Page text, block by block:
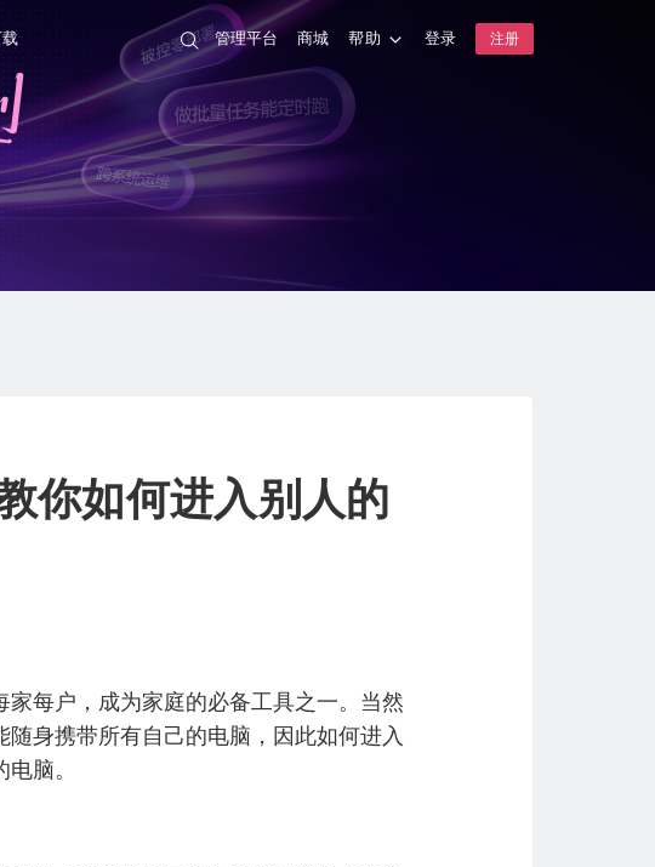
管理平台 商城 帮助 登录 注册
你如何进入别人的
每户，成为家庭的必备工具之一。当然
身携带所有自己的电脑，因此如何进入
脑。